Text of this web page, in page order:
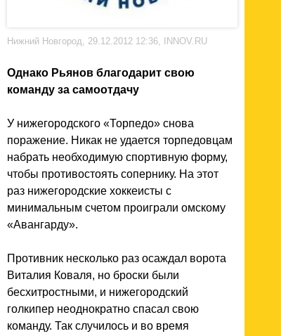
Нижний Новгород, 29.12.2012 12:36, INNOV.RU
Однако Рьянов благодарит свою
команду за самоотдачу
У нижегородского «Торпедо» снова
поражение. Никак не удается торпедовцам
набрать необходимую спортивную форму,
чтобы противостоять сопернику. На этот
раз нижегородские хоккеисты с
минимальным счетом проиграли омскому
«Авангарду».
Противник несколько раз осаждал ворота
Виталия Коваля, но броски были
бесхитростными, и нижегородский
голкипер неоднократно спасал свою
команду. Так случилось и во время